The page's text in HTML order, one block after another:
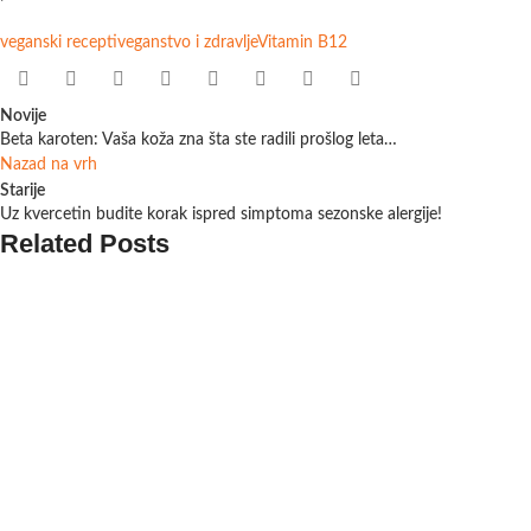
veganski receptiveganstvo i zdravljeVitamin B12
Novije
Beta karoten: Vaša koža zna šta ste radili prošlog leta…
Nazad na vrh
Starije
Uz kvercetin budite korak ispred simptoma sezonske alergije!
Related Posts